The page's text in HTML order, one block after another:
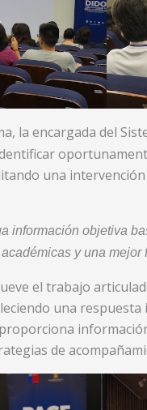
la encargada del
una
información objetiva
y una
el trabajo
una respuesta
de